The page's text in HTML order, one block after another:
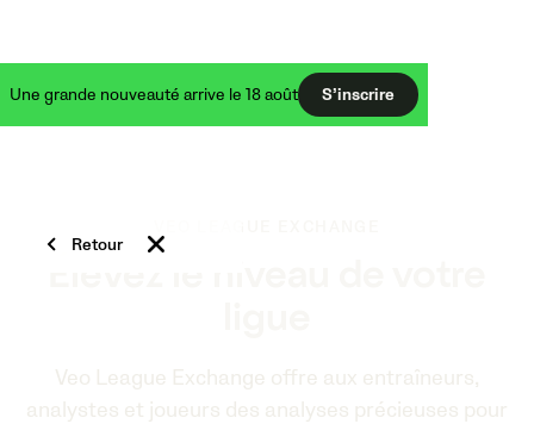
Une grande nouveauté arrive le 18 août S’inscrire
Retour
Veo League Exchange offre aux entraîneurs,
analystes et joueurs des analyses précieuses pour